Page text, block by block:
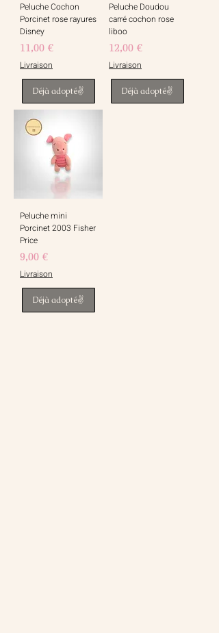
Peluche Cochon
Porcinet rose rayures
Disney
Prix
11,00 €
Livraison
Déjà adopté✌️
Peluche Doudou
carré cochon rose
liboo
Prix
12,00 €
Livraison
Déjà adopté✌️
Peluche mini
Porcinet 2003 Fisher
Price
Prix
9,00 €
Livraison
Déjà adopté✌️